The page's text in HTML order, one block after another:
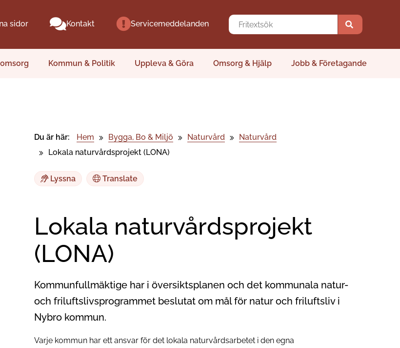
sidor Kontakt Servicemeddelanden
Kommun & Politik Uppleva & Göra Omsorg & Hjälp Jobb & Företagande
Du är här: Hem Bygga, Bo & Miljö Naturvård
Naturvård
Lokala naturvårdsprojekt (LONA)
Lyssna Translate
Lokala naturvårdsprojekt
(LONA)
Kommunfullmäktige har i översiktsplanen och det kommunala natur-
och friluftslivsprogrammet beslutat om mål för natur och friluftsliv i
Nybro kommun.
Varje kommun har ett ansvar för det lokala naturvårdsarbetet i den egna